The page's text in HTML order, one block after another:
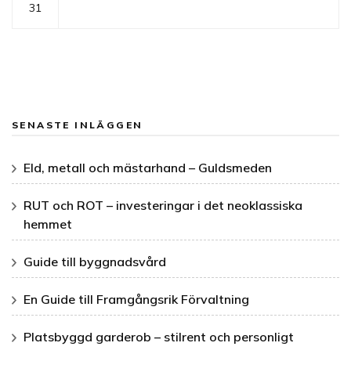
31
SENASTE INLÄGGEN
Eld, metall och mästarhand – Guldsmeden
RUT och ROT – investeringar i det neoklassiska
hemmet
Guide till byggnadsvård
En Guide till Framgångsrik Förvaltning
Platsbyggd garderob – stilrent och personligt